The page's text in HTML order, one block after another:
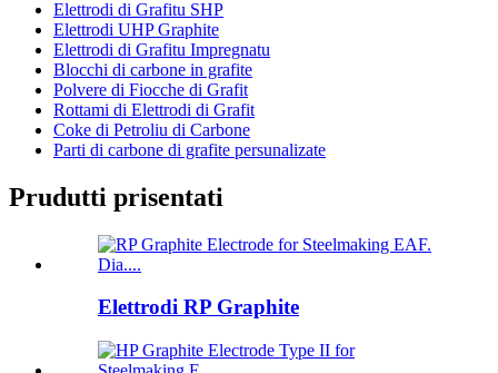
Elettrodi di Grafitu SHP
Elettrodi UHP Graphite
Elettrodi di Grafitu Impregnatu
Blocchi di carbone in grafite
Polvere di Fiocche di Grafit
Rottami di Elettrodi di Grafit
Coke di Petroliu di Carbone
Parti di carbone di grafite persunalizate
Prudutti prisentati
Elettrodi RP Graphite